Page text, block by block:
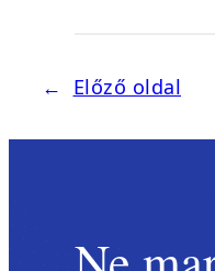
← Előző oldal